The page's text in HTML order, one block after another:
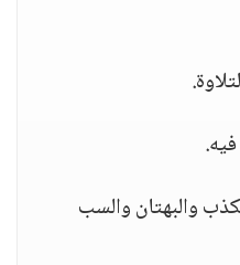
والبهتان والسب